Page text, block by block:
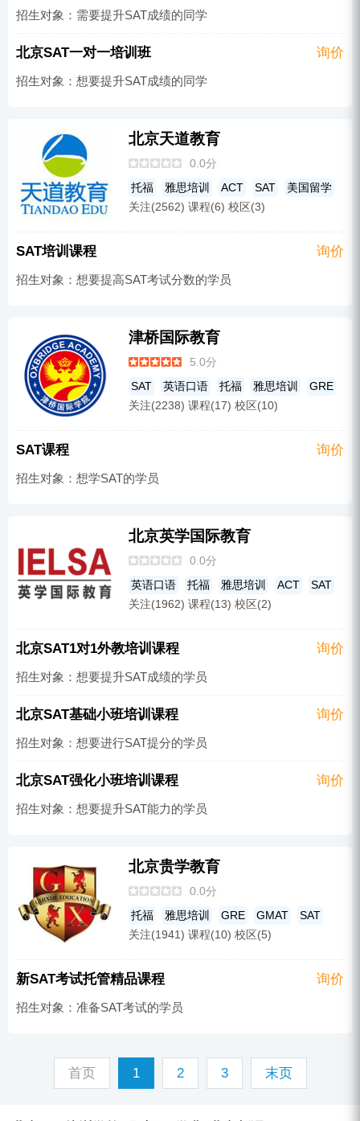
招生对象：需要提升SAT成绩的同学
北京SAT一对一培训班 询价
招生对象：想要提升SAT成绩的同学
北京天道教育
0.0分
托福 雅思培训 ACT SAT
美国留学
关注(2562) 课程(6) 校区(3)
SAT培训课程 询价
招生对象：想要提高SAT考试分数的学员
津桥国际教育
5.0分
SAT 英语口语 托福 雅思培训
GRE
GMAT
SSAT ACT
关注(2238) 课程(17) 校区(10)
SAT课程 询价
招生对象：想学SAT的学员
北京英学国际教育
0.0分
英语口语 托福 雅思培训 ACT
SAT
关注(1962) 课程(13) 校区(2)
北京SAT1对1外教培训课程 询价
招生对象：想要提升SAT成绩的学员
北京SAT基础小班培训课程 询价
招生对象：想要进行SAT提分的学员
北京SAT强化小班培训课程 询价
招生对象：想要提升SAT能力的学员
北京贵学教育
0.0分
托福 雅思培训 GRE GMAT
SAT
关注(1941) 课程(10) 校区(5)
新SAT考试托管精品课程 询价
招生对象：准备SAT考试的学员
首页 1 2 3 末页